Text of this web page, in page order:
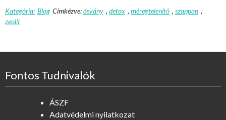
Kategória: Blog Címkézve:ásvány , detox , méregtelenítő , szappan ,
zeolit
Fontos Tudnivalók
ÁSZF
Adatvédelmi nyilatkozat